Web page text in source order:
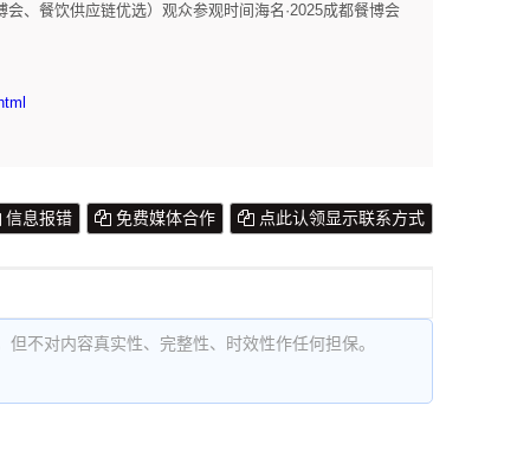
、餐饮供应链优选）观众参观时间海名·2025成都餐博会
点此认领显示联系方式
免费媒体合作
信息报错
不对内容真实性、完整性、时效性作任何担保。